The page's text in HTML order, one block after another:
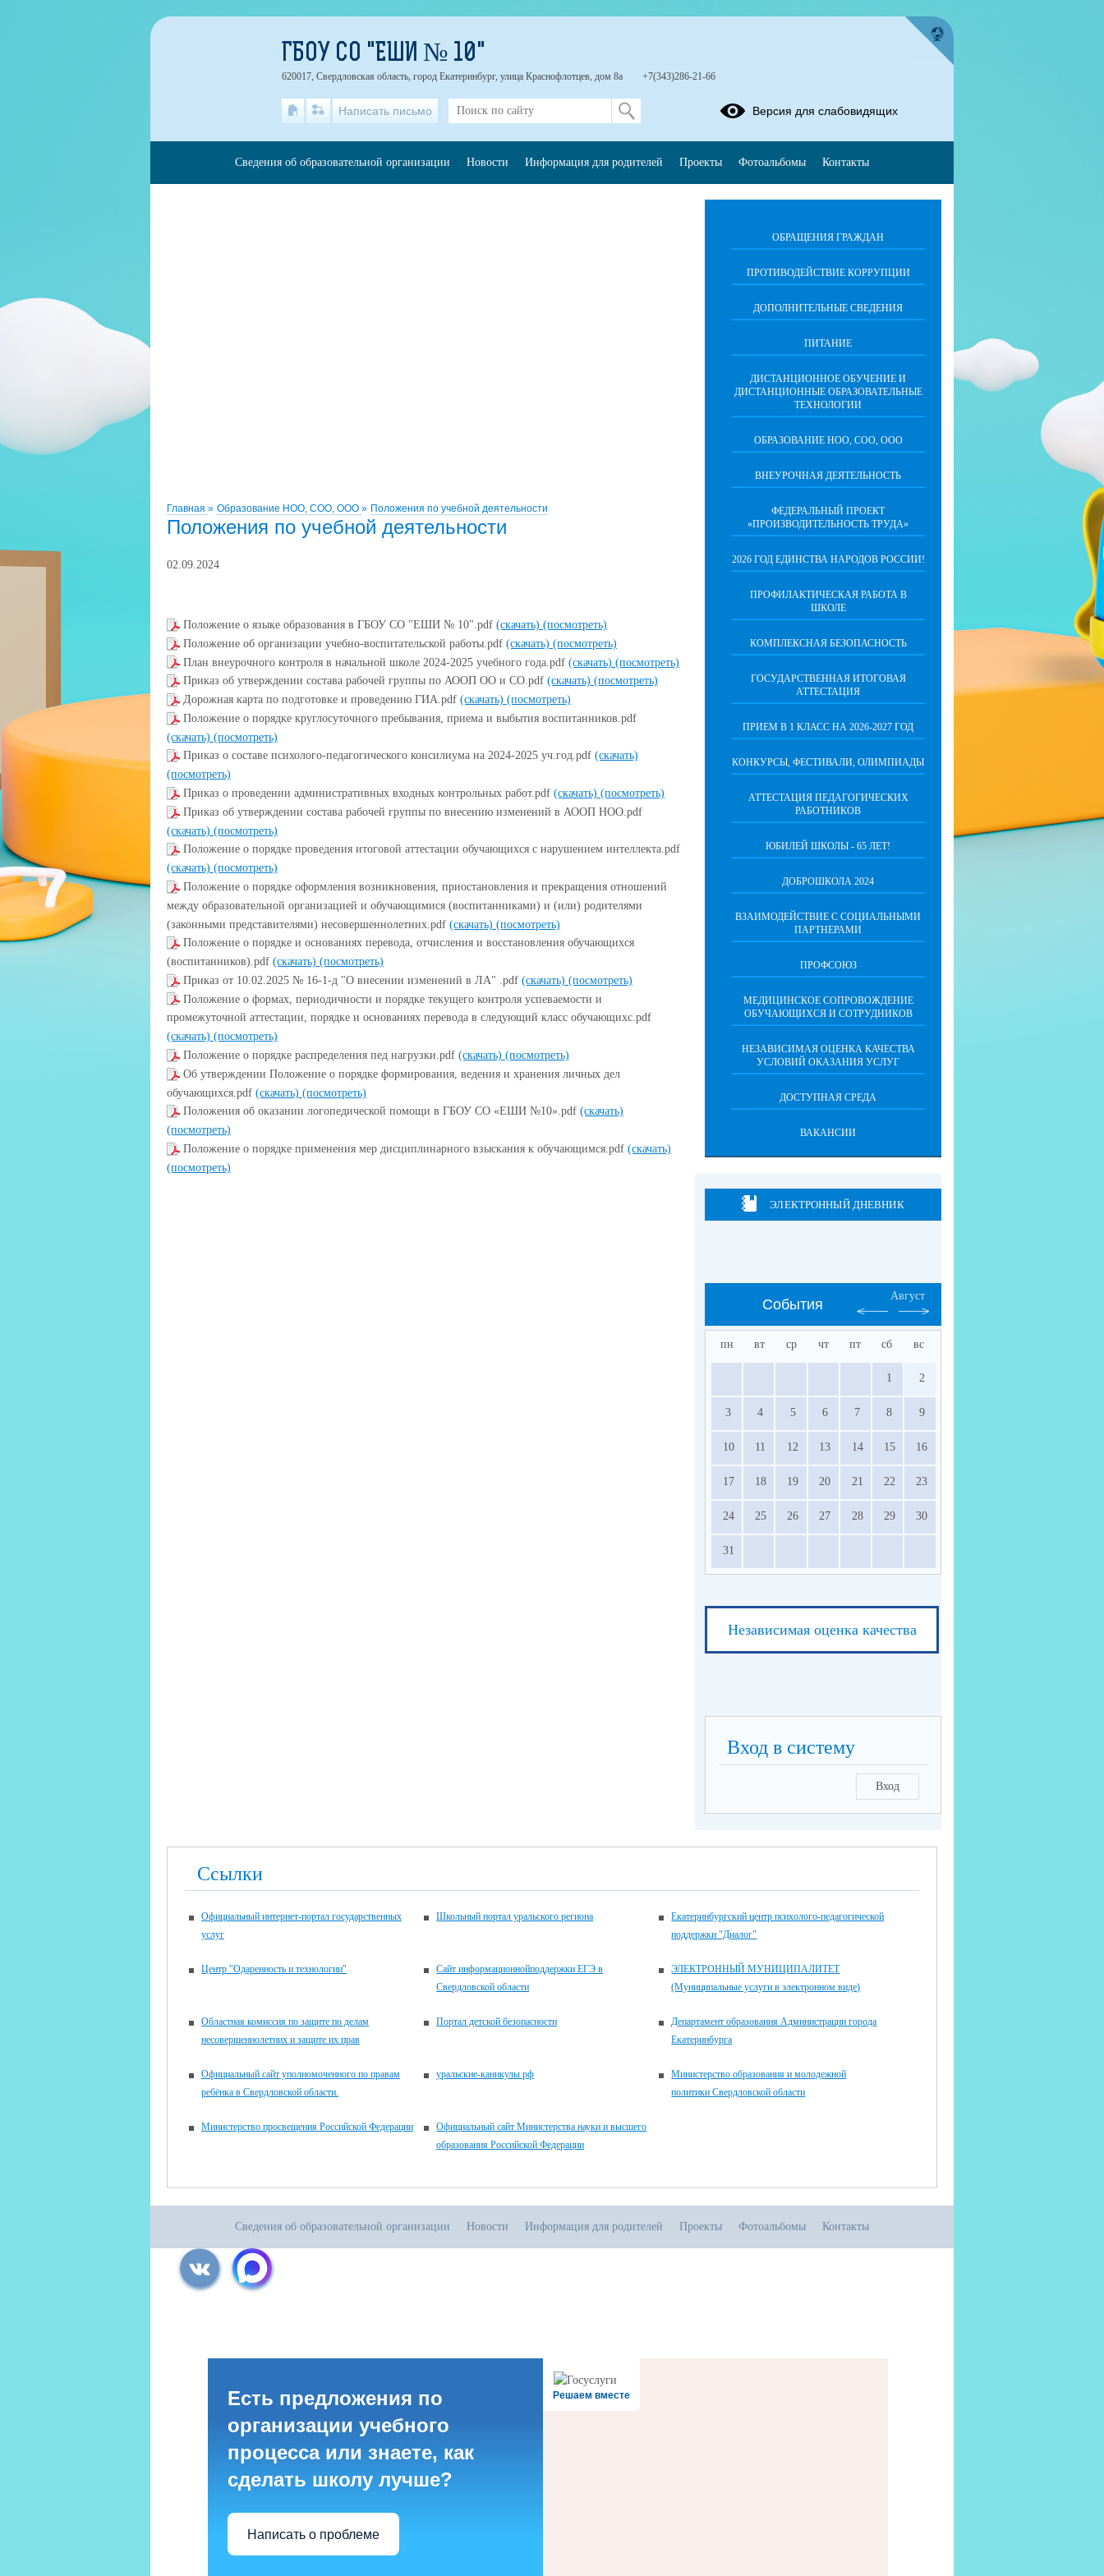
Главная » Образование НОО, СОО, ООО » Положения по учебной деятельности
Положения по учебной деятельности
02.09.2024
Положение о языке образования в ГБОУ СО "ЕШИ № 10".pdf (скачать) (посмотреть)
Положение об организации учебно-воспитательской работы.pdf (скачать) (посмотреть)
План внеурочного контроля в начальной школе 2024-2025 учебного года.pdf (скачать) (посмотреть)
Приказ об утверждении состава рабочей группы по АООП ОО и СО.pdf (скачать) (посмотреть)
Дорожная карта по подготовке и проведению ГИА.pdf (скачать) (посмотреть)
Положение о порядке круглосуточного пребывания, приема и выбытия воспитанников.pdf
(скачать) (посмотреть)
Приказ о составе психолого-педагогического консилиума на 2024-2025 уч.год.pdf (скачать)
(посмотреть)
Приказ о проведении административных входных контрольных работ.pdf (скачать) (посмотреть)
Приказ об утверждении состава рабочей группы по внесению изменений в АООП НОО.pdf
(скачать) (посмотреть)
Положение о порядке проведения итоговой аттестации обучающихся с нарушением интеллекта.pdf
(скачать) (посмотреть)
Положение о порядке оформления возникновения, приостановления и прекращения отношений
между образовательной организацией и обучающимися (воспитанниками) и (или) родителями
(законными представителями) несовершеннолетних.pdf (скачать) (посмотреть)
Положение о порядке и основаниях перевода, отчисления и восстановления обучающихся
(воспитанников).pdf (скачать) (посмотреть)
Приказ от 10.02.2025 № 16-1-д "О внесении изменений в ЛА" .pdf (скачать) (посмотреть)
Положение о формах, периодичности и порядке текущего контроля успеваемости и
промежуточной аттестации, порядке и основаниях перевода в следующий класс обучающихс.pdf
(скачать) (посмотреть)
Положение о порядке распределения пед нагрузки.pdf (скачать) (посмотреть)
Об утверждении Положение о порядке формирования, ведения и хранения личных дел
обучающихся.pdf (скачать) (посмотреть)
Положения об оказании логопедической помощи в ГБОУ СО «ЕШИ №10».pdf (скачать)
(посмотреть)
Положение о порядке применения мер дисциплинарного взыскания к обучающимся.pdf (скачать)
(посмотреть)
ОБРАЩЕНИЯ ГРАЖДАН
ПРОТИВОДЕЙСТВИЕ КОРРУПЦИИ
ДОПОЛНИТЕЛЬНЫЕ СВЕДЕНИЯ
ПИТАНИЕ
ДИСТАНЦИОННОЕ ОБУЧЕНИЕ И
ДИСТАНЦИОННЫЕ ОБРАЗОВАТЕЛЬНЫЕ
ТЕХНОЛОГИИ
ОБРАЗОВАНИЕ НОО, СОО, ООО
ВНЕУРОЧНАЯ ДЕЯТЕЛЬНОСТЬ
ФЕДЕРАЛЬНЫЙ ПРОЕКТ
«ПРОИЗВОДИТЕЛЬНОСТЬ ТРУДА»
2026 ГОД ЕДИНСТВА НАРОДОВ РОССИИ!
ПРОФИЛАКТИЧЕСКАЯ РАБОТА В
ШКОЛЕ
КОМПЛЕКСНАЯ БЕЗОПАСНОСТЬ
ГОСУДАРСТВЕННАЯ ИТОГОВАЯ
АТТЕСТАЦИЯ
ПРИЕМ В 1 КЛАСС НА 2026-2027 ГОД
КОНКУРСЫ, ФЕСТИВАЛИ, ОЛИМПИАДЫ
АТТЕСТАЦИЯ ПЕДАГОГИЧЕСКИХ
РАБОТНИКОВ
ЮБИЛЕЙ ШКОЛЫ - 65 ЛЕТ!
ДОБРОШКОЛА 2024
ВЗАИМОДЕЙСТВИЕ С СОЦИАЛЬНЫМИ
ПАРТНЕРАМИ
ПРОФСОЮЗ
МЕДИЦИНСКОЕ СОПРОВОЖДЕНИЕ
ОБУЧАЮЩИХСЯ И СОТРУДНИКОВ
НЕЗАВИСИМАЯ ОЦЕНКА КАЧЕСТВА
УСЛОВИЙ ОКАЗАНИЯ УСЛУГ
ДОСТУПНАЯ СРЕДА
ВАКАНСИИ
ЭЛЕКТРОННЫЙ ДНЕВНИК
События
Август
пн вт ср чт пт сб вс
1 2
3 4 5 6 7 8 9
10 11 12 13 14 15 16
17 18 19 20 21 22 23
24 25 26 27 28 29 30
31
Независимая оценка качества
Вход в систему
Вход
Ссылки
Официальный интернет-портал государственных
услуг
Школьный портал уральского региона
Екатеринбургский центр психолого-педагогической
поддержки "Диалог"
Центр "Одаренность и технологии"
Сайт информационнойподдержки ЕГЭ в
Свердловской области
ЭЛЕКТРОННЫЙ МУНИЦИПАЛИТЕТ
(Муниципальные услуги в электронном виде)
Областная комиссия по защите по делам
несовершеннолетних и защите их прав
Портал детской безопасности
Департамент образования Администрации города
Екатеринбурга
Официальный сайт уполномоченного по правам
ребёнка в Свердловской области.
уральские-каникулы.рф
Министерство образования и молодежной
политики Свердловской области
Министерство просвещения Российской Федерации
Официальный сайт Министерства науки и высшего
образования Российской Федерации
ГБОУ СО "ЕШИ № 10"
620017, Свердловская область, город Екатеринбург, улица Краснофлотцев, дом 8а +7(343)286-21-66
Написать письмо Версия для слабовидящих
Сведения об образовательной организации Новости Информация для родителей Проекты Фотоальбомы Контакты
Сведения об образовательной организации Новости Информация для родителей Проекты Фотоальбомы Контакты
Решаем вместе
Есть предложения по
организации учебного
процесса или знаете, как
сделать школу лучше?
Написать о проблеме